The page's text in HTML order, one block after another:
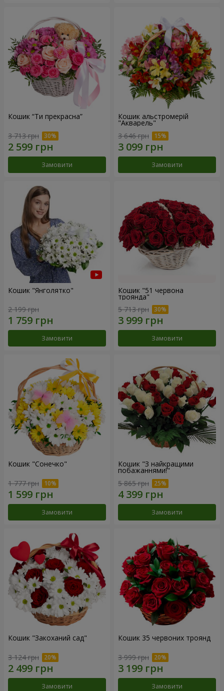
Кошик “Ти прекрасна”
3 713 грн
Замовити
Кошик альстромерій
"Акварель"
3 646 грн
Замовити
Кошик "Янголятко"
2 199 грн
Замовити
Кошик "51 червона
троянда"
5 713 грн
Замовити
Кошик "Сонечко"
1 777 грн
Замовити
Кошик "З найкращими
побажаннями!"
5 865 грн
Замовити
Кошик "Закоханий сад"
3 124 грн
Замовити
Кошик 35 червоних троянд
3 999 грн
Замовити